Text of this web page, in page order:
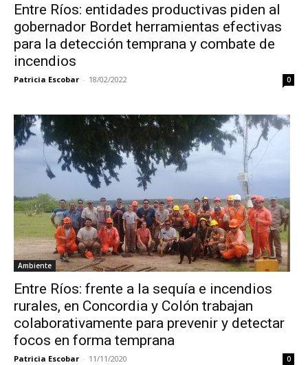
Entre Ríos: entidades productivas piden al
gobernador Bordet herramientas efectivas
para la detección temprana y combate de
incendios
Patricia Escobar - 18/02/2022 0
Ambiente
Entre Ríos: frente a la sequía e incendios
rurales, en Concordia y Colón trabajan
colaborativamente para prevenir y detectar
focos en forma temprana
Patricia Escobar - 11/11/2020 0